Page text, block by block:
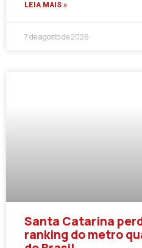
LEIA MAIS »
7 de agosto de 2026
Santa Catarina
ranking do metro